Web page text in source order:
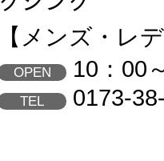
【メンズ・レ
OPEN 10：00
TEL 0173-